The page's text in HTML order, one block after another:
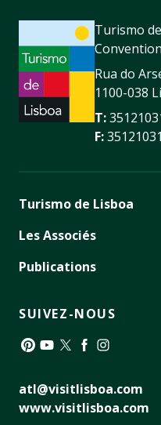
Turismo
Rua do
1100-038
T:
F:
Turismo de Lisboa
Les Associés
Publications
SUIVEZ-NOUS
atl@visitlisboa.com
www.visitlisboa.com